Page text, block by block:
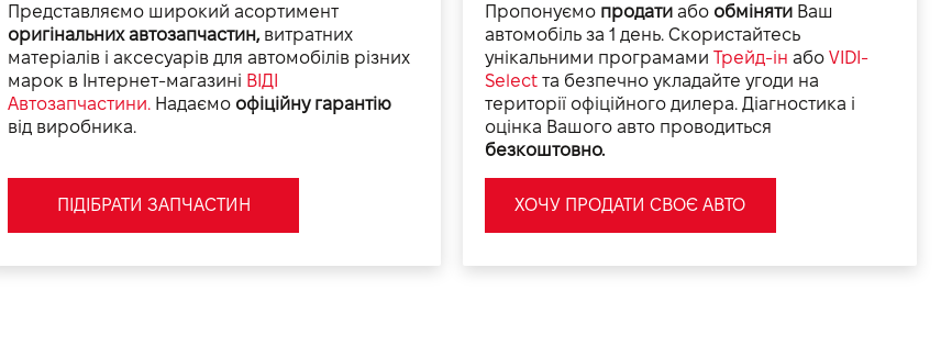
Представляємо широкий асортимент
оригінальних автозапчастин, витратних
матеріалів і аксесуарів для автомобілів різних
марок в Інтернет-магазині ВІДІ
Автозапчастини. Надаємо офіційну гарантію
від виробника.
ПІДІБРАТИ ЗАПЧАСТИН
Пропонуємо продатиабо обмінятиВаш
автомобіль за 1 день. Скористайтесь
унікальними програмами Трейд-ін або VIDI-
Selectта безпечно укладайте угоди на
території офіційного дилера. Діагностика і
оцінка Вашого авто проводиться
безкоштовно.
ХОЧУ ПРОДАТИ СВОЄ АВТО